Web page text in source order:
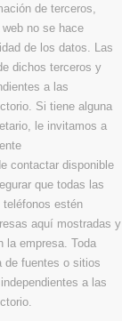
de terceros,
no se hace
de los datos. Las
dichos terceros y
a las
Si tiene alguna
le invitamos a
contactar disponible
que todas las
teléfonos estén
aquí mostradas y
la empresa. Toda
de fuentes o sitios
a las